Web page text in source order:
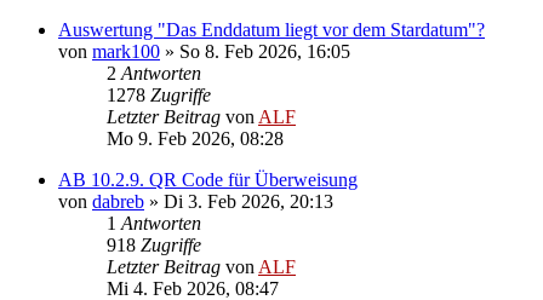
Auswertung "Das Enddatum liegt vor dem Stardatum"?
von mark100 » So 8. Feb 2026, 16:05
2 Antworten
1278 Zugriffe
Letzter Beitrag von ALF
Mo 9. Feb 2026, 08:28
AB 10.2.9. QR Code für Überweisung
von dabreb » Di 3. Feb 2026, 20:13
1 Antworten
918 Zugriffe
Letzter Beitrag von ALF
Mi 4. Feb 2026, 08:47